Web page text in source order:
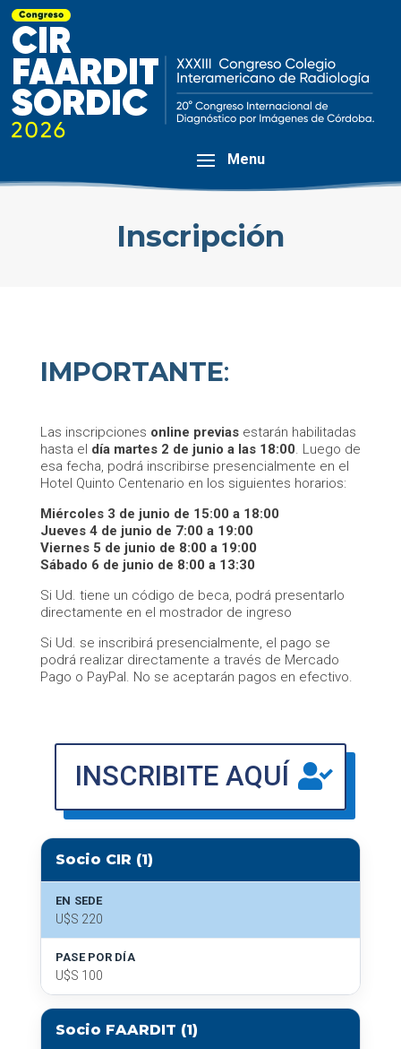
Inscripción
IMPORTANTE:
Las inscripciones online previasestarán habilitadas
hasta el día martes 2 de junio a las 18:00. Luego de
esa fecha, podrá inscribirse presencialmente en el
Hotel Quinto Centenario en los siguientes horarios:
Miércoles 3 de junio de 15:00 a 18:00
Jueves 4 de junio de 7:00 a 19:00
Viernes 5 de junio de 8:00 a 19:00
Sábado 6 de junio de 8:00 a 13:30
Si Ud. tiene un código de beca, podrá presentarlo
directamente en el mostrador de ingreso
Si Ud. se inscribirá presencialmente, el pago se
podrá realizar directamente a través de Mercado
Pago o PayPal. No se aceptarán pagos en efectivo.
INSCRIBITE AQUÍ
Socio CIR (1)
EN SEDE
U$S 220
PASE POR DÍA
U$S 100
Socio FAARDIT (1)